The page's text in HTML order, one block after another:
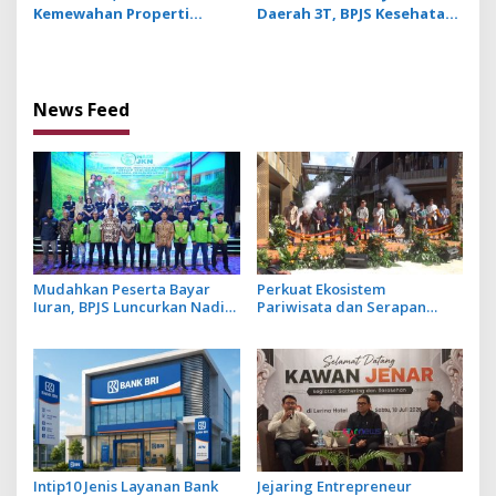
Kemewahan Properti
Daerah 3T, BPJS Kesehatan
News Feed
Mudahkan Peserta Bayar
Iuran, BPJS Luncurkan Nadi
Perkuat Ekosistem
Pariwisata dan Serapan
KEK Kura Kura
Intip10 Jenis Layanan Bank
Jejaring Entrepreneur